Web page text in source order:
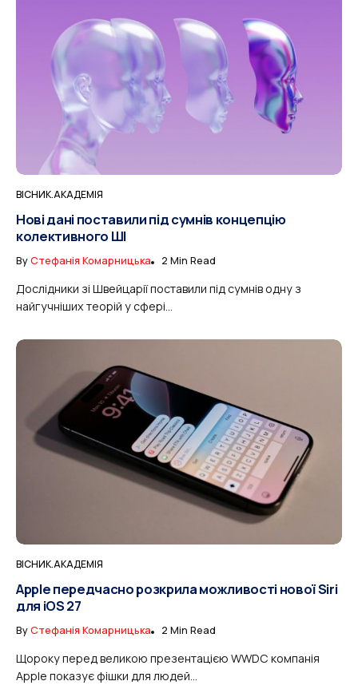
ВІСНИК.АКАДЕМІЯ
Нові дані поставили під сумнів концепцію
колективного ШІ
ByСтефанія Комарницька 2 Min Read
Дослідники зі Швейцарії поставили під сумнів одну з
найгучніших теорій у сфері...
ВІСНИК.АКАДЕМІЯ
Apple передчасно розкрила можливості нової Siri
для iOS 27
ByСтефанія Комарницька 2 Min Read
Щороку перед великою презентацією WWDC компанія
Apple показує фішки для людей...